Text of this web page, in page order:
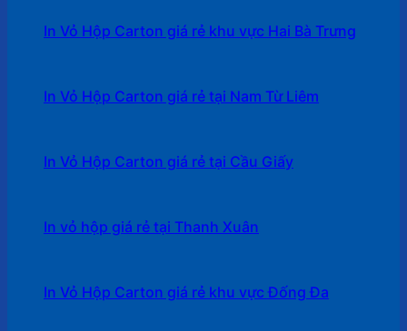
In Vỏ Hộp Carton giá rẻ khu vực Hai Bà Trưng
In Vỏ Hộp Carton giá rẻ tại Nam Từ Liêm
In Vỏ Hộp Carton giá rẻ tại Cầu Giấy
In vỏ hộp giá rẻ tại Thanh Xuân
In Vỏ Hộp Carton giá rẻ khu vực Đống Đa